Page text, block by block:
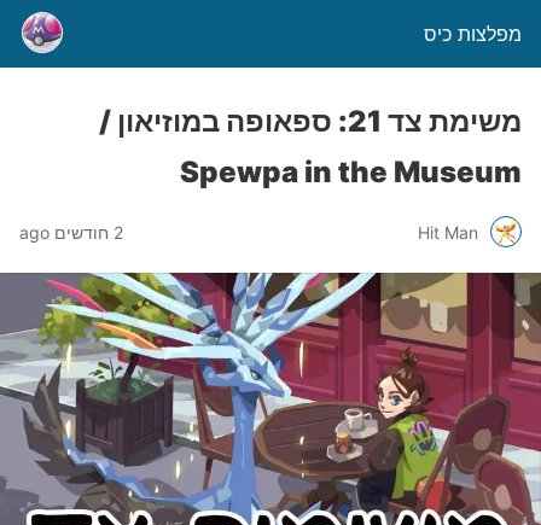
מפלצות כיס
משימת צד 21: ספאופה במוזיאון /
Spewpa in the Museum
Hit Man 2 חודשים ago